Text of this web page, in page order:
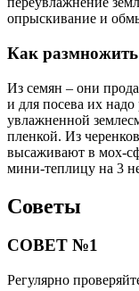
опрыскивание и
Как размножить
Из семян – они
и для посева их надо
увлажненной
пленкой. Из
высаживают в мох-
мини-теплицу на 3
Советы
СОВЕТ №1
Регулярно